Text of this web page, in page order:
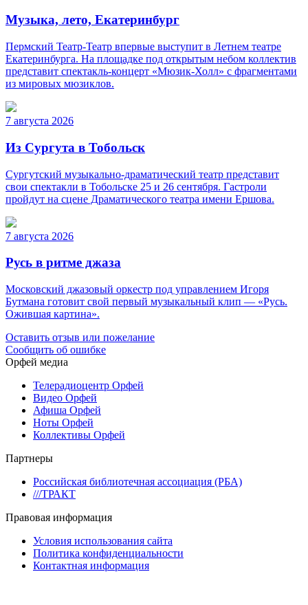
Музыка, лето, Екатеринбург
Пермский Театр-Театр впервые выступит в Летнем театре
Екатеринбурга. На площадке под открытым небом коллектив
представит спектакль-концерт «Мюзик-Холл» с фрагментами
из мировых мюзиклов.
7 августа 2026
Из Сургута в Тобольск
Сургутский музыкально-драматический театр представит
свои спектакли в Тобольске 25 и 26 сентября. Гастроли
пройдут на сцене Драматического театра имени Ершова.
7 августа 2026
Русь в ритме джаза
Московский джазовый оркестр под управлением Игоря
Бутмана готовит свой первый музыкальный клип — «Русь.
Ожившая картина».
Оставить отзыв или пожелание
Сообщить об ошибке
Орфей медиа
Телерадиоцентр Орфей
Видео Орфей
Афиша Орфей
Ноты Орфей
Коллективы Орфей
Партнеры
Российская библиотечная ассоциация (РБА)
///ТРАКТ
Правовая информация
Условия использования сайта
Политика конфиденциальности
Контактная информация